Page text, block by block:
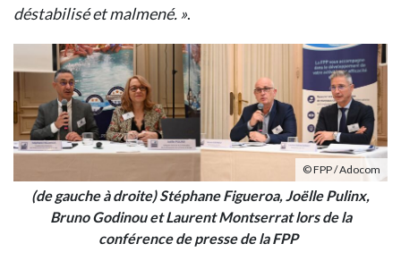
déstabilisé et malmené. ».
© FPP / Adocom
(de gauche à droite) Stéphane Figueroa, Joëlle Pulinx,
Bruno Godinou et Laurent Montserrat lors de la
conférence de presse de la FPP